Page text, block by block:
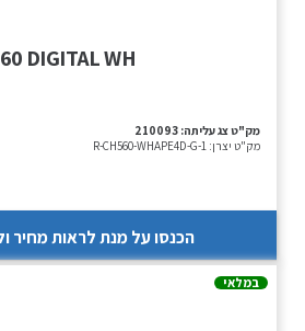
DIGITAL WH
מק"ט צג עליתה: 210093
מק"ט יצרן: R-CH560-WHAPE4D-G-1
הכנסו על מנת לראות מחיר
במלאי